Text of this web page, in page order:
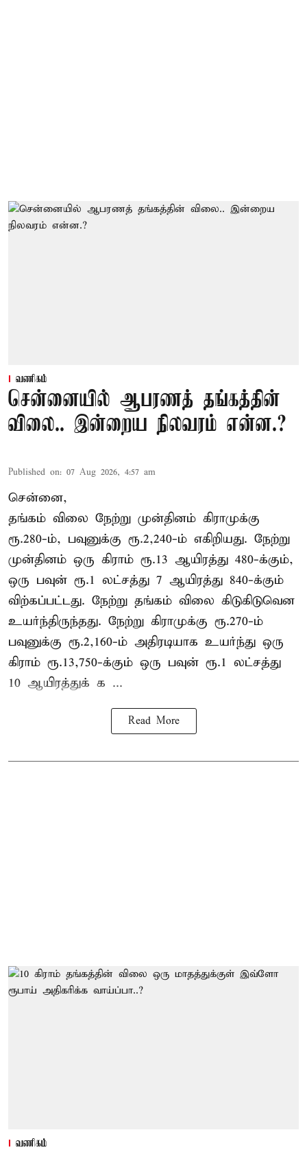
வணிகம்
சென்னையில் ஆபரணத் தங்கத்தின்
விலை.. இன்றைய நிலவரம் என்ன.?
Published on: 07 Aug 2026, 4:57 am
சென்னை,
தங்கம் விலை நேற்று முன்தினம் கிராமுக்கு
ரூ.280-ம், பவுனுக்கு ரூ.2,240-ம் எகிறியது. நேற்று
முன்தினம் ஒரு கிராம் ரூ.13 ஆயிரத்து 480-க்கும்,
ஒரு பவுன் ரூ.1 லட்சத்து 7 ஆயிரத்து 840-க்கும்
விற்கப்பட்டது. நேற்று தங்கம் விலை கிடுகிடுவென
உயர்ந்திருந்தது. நேற்று கிராமுக்கு ரூ.270-ம்
பவுனுக்கு ரூ.2,160-ம் அதிரடியாக உயர்ந்து ஒரு
கிராம் ரூ.13,750-க்கும் ஒரு பவுன் ரூ.1 லட்சத்து
10 ஆயிரத்துக் க ...
Read More
வணிகம்